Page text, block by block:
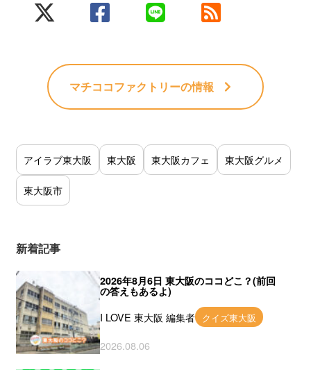
マチココファクトリーの情報
アイラブ東大阪 東大阪 東大阪カフェ 東大阪グルメ
東大阪市
新着記事
2026年8月6日 東大阪のココどこ？(前回
の答えもあるよ)
I LOVE 東大阪 編集者 クイズ東大阪
2026.08.06